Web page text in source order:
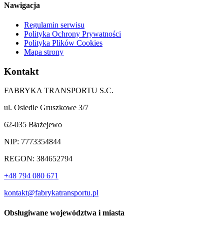
Nawigacja
Regulamin serwisu
Polityka Ochrony Prywatności
Polityka Plików Cookies
Mapa strony
Kontakt
FABRYKA TRANSPORTU S.C.
ul. Osiedle Gruszkowe 3/7
62-035 Błażejewo
NIP: 7773354844
REGON: 384652794
+48 794 080 671
kontakt@fabrykatransportu.pl
Obsługiwane województwa i miasta